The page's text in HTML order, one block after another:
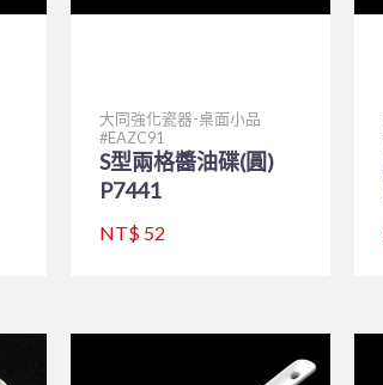
大同強化瓷器-桌面小品
EAZC91
S型兩格醬油碟(圓)
P7441
NT$ 52